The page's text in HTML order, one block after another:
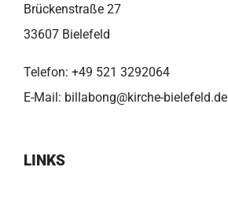
Brückenstraße 27
33607 Bielefeld
Telefon: +49 521 3292064
E-Mail: billabong@kirche-bielefeld.de
LINKS